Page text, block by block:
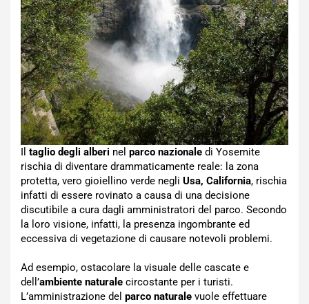
taglio degli alberi nel parco nazionale di Yosemite
rischia di diventare drammaticamente reale: la zona
protetta, vero gioiellino verde negli Usa, California, rischia
infatti di essere rovinato a causa di una decisione
discutibile a cura dagli amministratori del parco. Secondo
la loro visione, infatti, la presenza ingombrante ed
eccessiva di vegetazione di causare notevoli problemi.
Ad esempio, ostacolare la visuale delle cascate e
dell’ambiente naturale circostante per i turisti.
L’amministrazione del parco naturale vuole effettuare